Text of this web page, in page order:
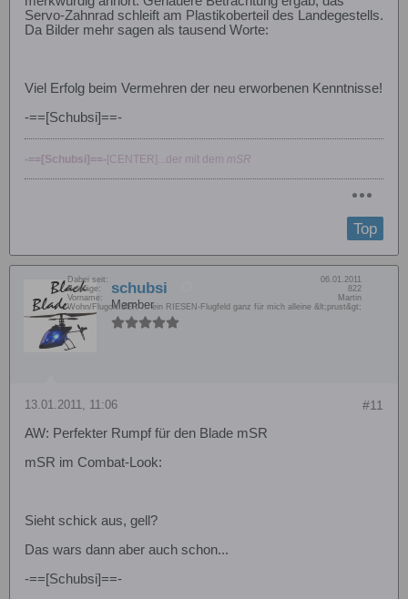
Servo-Zahnrad schleift am Plastikoberteil des Landegestells.
Da Bilder mehr sagen als tausend Worte:
Viel Erfolg beim Vermehren der neu erworbenen Kenntnisse!
-==[Schubsi]==-
-==[Schubsi]==-[CENTER]...der mit dem mSR
Top
schubsi
Member
Dabei seit:
06.01.2011
Beiträge:
822
Vorname:
Martin
Wohn/Flugort: BER ... ein RIESEN-Flugfeld ganz für mich alleine &lt;prust&gt;
#11
13.01.2011, 11:06
AW: Perfekter Rumpf für den Blade mSR
mSR im Combat-Look:
Sieht schick aus, gell?
Das wars dann aber auch schon...
-==[Schubsi]==-